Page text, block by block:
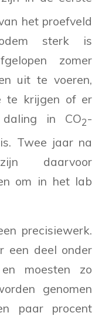
het proefveld
sterk is
zomer
uit te voeren,
te krijgen of er
daling in CO2-
Twee jaar na
daarvoor
om in het lab
precisiewerk.
een deel onder
moesten zo
genomen
paar procent